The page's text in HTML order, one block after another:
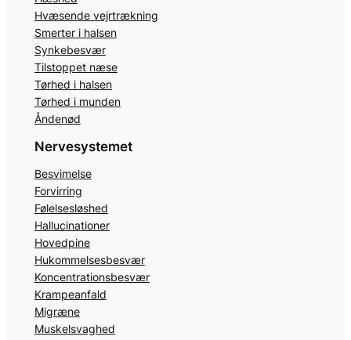
Hvæsende vejrtrækning
Smerter i halsen
Synkebesvær
Tilstoppet næse
Tørhed i halsen
Tørhed i munden
Åndenød
Nervesystemet
Besvimelse
Forvirring
Følelsesløshed
Hallucinationer
Hovedpine
Hukommelsesbesvær
Koncentrationsbesvær
Krampeanfald
Migræne
Muskelsvaghed